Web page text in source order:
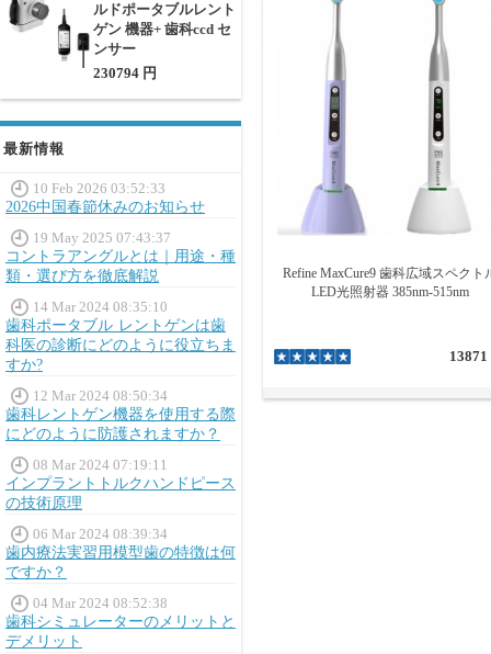
ルドポータブルレント
ゲン 機器+ 歯科ccd セ
ンサー
230794 円
最新情報
10 Feb 2026 03:52:33
2026中国春節休みのお知らせ
19 May 2025 07:43:37
コントラアングルとは｜用途・種
類・選び方を徹底解説
14 Mar 2024 08:35:10
歯科ポータブル レントゲンは歯
科医の診断にどのように役立ちま
すか?
12 Mar 2024 08:50:34
歯科レントゲン機器を使用する際
にどのように防護されますか？
08 Mar 2024 07:19:11
インプラントトルクハンドピース
の技術原理
06 Mar 2024 08:39:34
歯内療法実習用模型歯の特徴は何
ですか？
04 Mar 2024 08:52:38
歯科シミュレーターのメリットと
デメリット
Refine MaxCure9 歯科広域スペクト
LED光照射器 385nm-515nm
13871